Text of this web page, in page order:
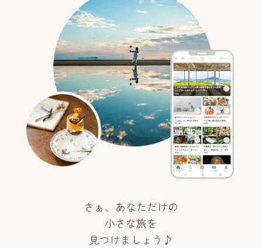
さぁ、あなただけの
小さな旅を
見つけましょう♪